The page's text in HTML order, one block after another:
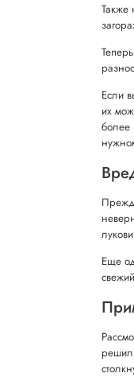
Также
Если
их
более
Еще